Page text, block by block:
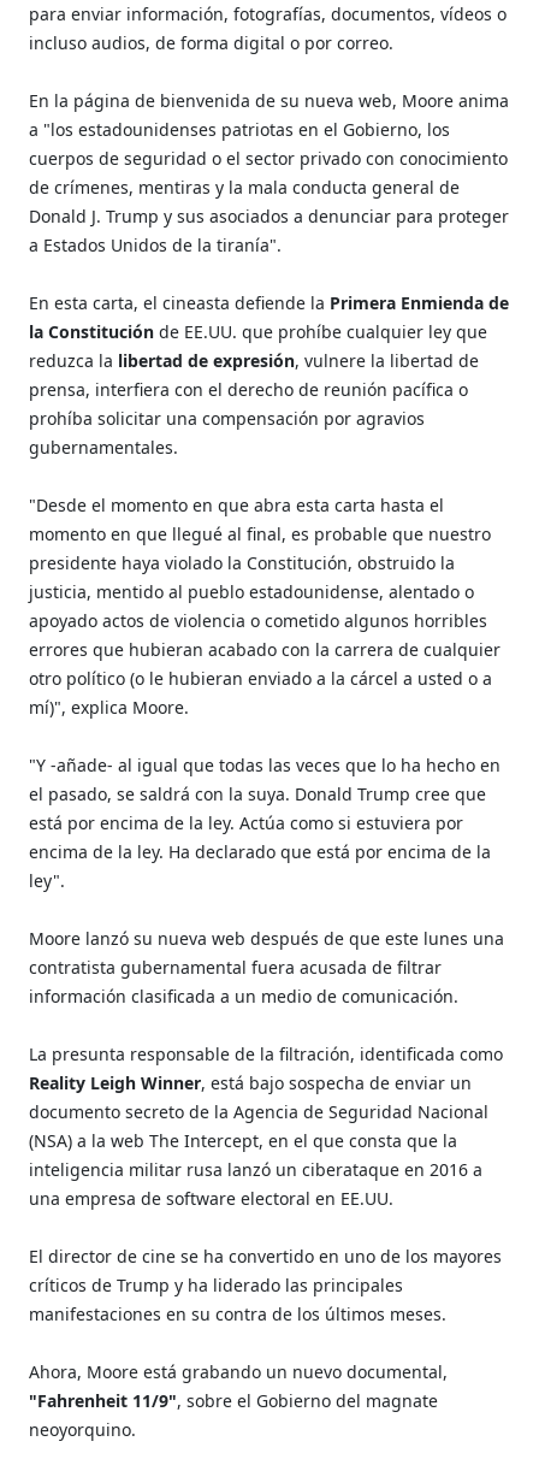
para enviar información, fotografías, documentos, vídeos o
incluso audios, de forma digital o por correo.
En la página de bienvenida de su nueva web, Moore anima
a "los estadounidenses patriotas en el Gobierno, los
cuerpos de seguridad o el sector privado con conocimiento
de crímenes, mentiras y la mala conducta general de
Donald J. Trump y sus asociados a denunciar para proteger
a Estados Unidos de la tiranía".
En esta carta, el cineasta defiende la Primera Enmienda de
la Constitución de EE.UU. que prohíbe cualquier ley que
reduzca la libertad de expresión, vulnere la libertad de
prensa, interfiera con el derecho de reunión pacífica o
prohíba solicitar una compensación por agravios
gubernamentales.
"Desde el momento en que abra esta carta hasta el
momento en que llegué al final, es probable que nuestro
presidente haya violado la Constitución, obstruido la
justicia, mentido al pueblo estadounidense, alentado o
apoyado actos de violencia o cometido algunos horribles
errores que hubieran acabado con la carrera de cualquier
otro político (o le hubieran enviado a la cárcel a usted o a
mí)", explica Moore.
"Y -añade- al igual que todas las veces que lo ha hecho en
el pasado, se saldrá con la suya. Donald Trump cree que
está por encima de la ley. Actúa como si estuviera por
encima de la ley. Ha declarado que está por encima de la
ley".
Moore lanzó su nueva web después de que este lunes una
contratista gubernamental fuera acusada de filtrar
información clasificada a un medio de comunicación.
La presunta responsable de la filtración, identificada como
Reality Leigh Winner, está bajo sospecha de enviar un
documento secreto de la Agencia de Seguridad Nacional
(NSA) a la web The Intercept, en el que consta que la
inteligencia militar rusa lanzó un ciberataque en 2016 a
una empresa de software electoral en EE.UU.
El director de cine se ha convertido en uno de los mayores
críticos de Trump y ha liderado las principales
manifestaciones en su contra de los últimos meses.
Ahora, Moore está grabando un nuevo documental,
"Fahrenheit 11/9", sobre el Gobierno del magnate
neoyorquino.